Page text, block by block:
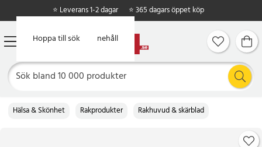
Hoppa till huvudinnehåll
Hoppa till sök
⭐ Leverans 1-2 dagar ⭐ 365 dagars öppet köp
Hälsa & Skönhet Rakprodukter Rakhuvud & skärblad